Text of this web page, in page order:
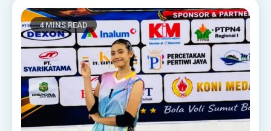
4 MINS READ